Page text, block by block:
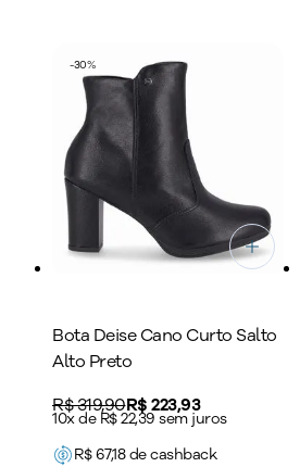
-30%
Bota Deise Cano Curto Salto
Alto Preto
Original price:
R$ 319,90Price:
R$ 223,93
10x de R$ 22,39 sem juros
R$67,18de cashback